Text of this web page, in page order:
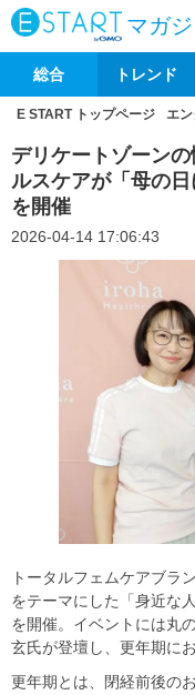
マガ
総合 トレンド
E START トップページ エン
デリケートゾーン
ルスケアが「母の日
を開催
2026-04-14 17:06:43
トータルフェムケアブラ
をテーマにした「身近な
を開催。イベントには丸
玄氏が登壇し、更年期に
更年期とは、閉経前後の